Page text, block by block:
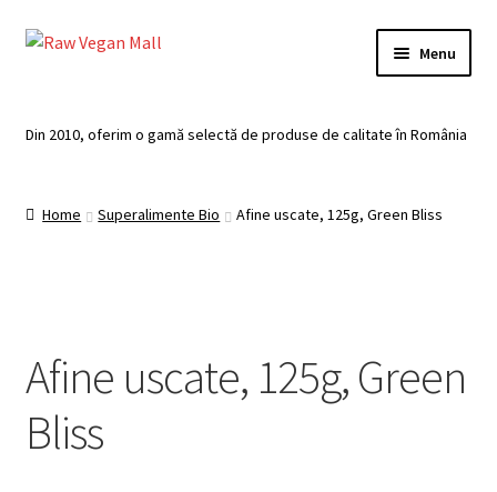
Skip
Skip
Menu
Categorii
Plată
Din 2010, oferim o gamă selectă de produse de calitate în România
Home Superalimente Bio Afine uscate, 125g, Green Bliss
Afine uscate, 125g, Green
Bliss